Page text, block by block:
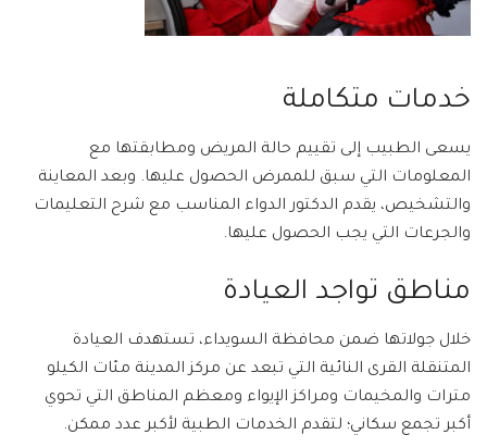
خدمات متكاملة
يسعى الطبيب إلى تقييم حالة المريض ومطابقتها مع
المعلومات التي سبق للممرض الحصول عليها. وبعد المعاينة
والتشخيص، يقدم الدكتور الدواء المناسب مع شرح التعليمات
والجرعات التي يجب الحصول عليها.
مناطق تواجد العيادة
خلال جولاتها ضمن محافظة السويداء، تستهدف العيادة
المتنقلة القرى النائية التي تبعد عن مركز المدينة مئات الكيلو
مترات والمخيمات ومراكز الإيواء ومعظم المناطق التي تحوي
أكبر تجمع سكاني؛ لتقدم الخدمات الطبية لأكبر عدد ممكن.